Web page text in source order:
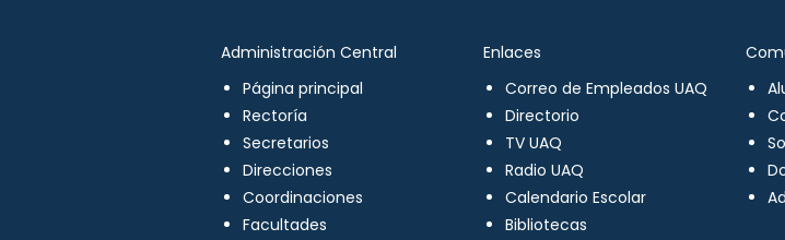
Administración Central
Página principal
Rectoría
Secretarios
Direcciones
Coordinaciones
Facultades
Enlaces
Correo de Empleados UAQ
Directorio
TV UAQ
Radio UAQ
Calendario Escolar
Bibliotecas